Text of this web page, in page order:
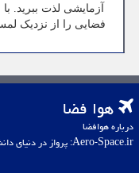
آزمایشی لذت ببرید.
فضایی را از نزدیک
هوا فضا
درباره هوافضا
Aero-Space.ir: پرواز در دنیای دانش و فناوری های هوایی و فضایی، از زمین تا کهکشان